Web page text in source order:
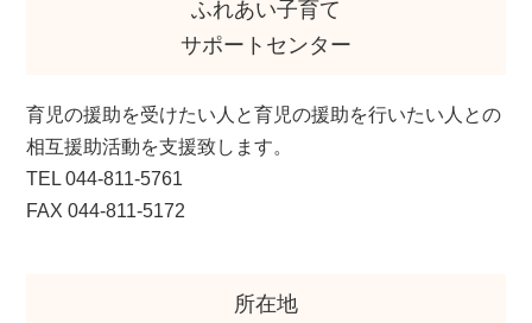
ふれあい子育て
サポートセンター
育児の援助を受けたい人と育児の援助を行いたい人との
相互援助活動を支援致します。
TEL044-811-5761
FAX 044-811-5172
所在地